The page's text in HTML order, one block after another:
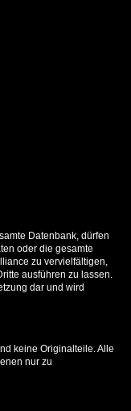
Datenbank, dürfen
oder die gesamte
zu vervielfältigen,
ausführen zu lassen.
dar und wird
keine Originalteile. Alle
nur zu